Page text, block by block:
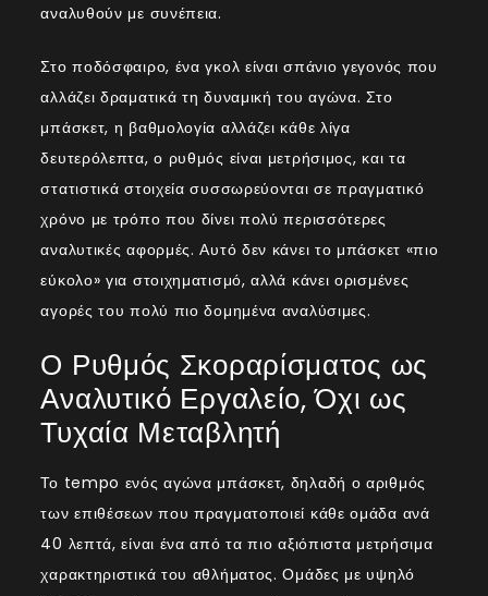
αναλυθούν με συνέπεια.
Στο ποδόσφαιρο, ένα γκολ είναι σπάνιο γεγονός που
αλλάζει δραματικά τη δυναμική του αγώνα. Στο
μπάσκετ, η βαθμολογία αλλάζει κάθε λίγα
δευτερόλεπτα, ο ρυθμός είναι μετρήσιμος, και τα
στατιστικά στοιχεία συσσωρεύονται σε πραγματικό
χρόνο με τρόπο που δίνει πολύ περισσότερες
αναλυτικές αφορμές. Αυτό δεν κάνει το μπάσκετ «πιο
εύκολο» για στοιχηματισμό, αλλά κάνει ορισμένες
αγορές του πολύ πιο δομημένα αναλύσιμες.
Ο Ρυθμός Σκοραρίσματος ως
Αναλυτικό Εργαλείο, Όχι ως
Τυχαία Μεταβλητή
Το tempo ενός αγώνα μπάσκετ, δηλαδή ο αριθμός
των επιθέσεων που πραγματοποιεί κάθε ομάδα ανά
40 λεπτά, είναι ένα από τα πιο αξιόπιστα μετρήσιμα
χαρακτηριστικά του αθλήματος. Ομάδες με υψηλό